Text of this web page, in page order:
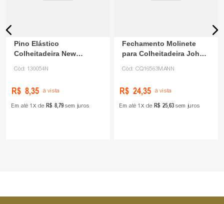
Pino Elástico
Colheitadeira New
Cód: 130054N
R$ 8,35 à vista
Em até 1 de R$ 879 sem juros
Fechamento Molinete
para Colheitadeira John
Cód: CQ16563MANN
R$ 24,35 à vista
Em até 1 de R$ 2563 sem juros